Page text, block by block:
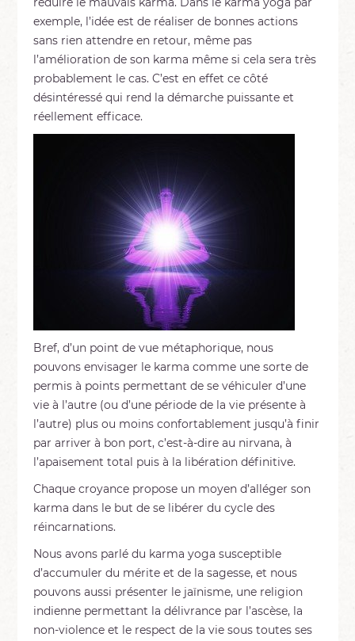
exemple, l’idée est de réaliser de bonnes actions
sans rien attendre en retour, même pas
l’amélioration de son karma même si cela sera très
probablement le cas. C’est en effet ce côté
désintéressé qui rend la démarche puissante et
réellement efficace.
Bref, d’un point de vue métaphorique, nous
pouvons envisager le karma comme une sorte de
permis à points permettant de se véhiculer d’une
vie à l’autre (ou d’une période de la vie présente à
l’autre) plus ou moins confortablement jusqu’à finir
par arriver à bon port, c’est-à-dire au nirvana, à
l’apaisement total puis à la libération définitive.
Chaque croyance propose un moyen d’alléger son
karma dans le but de se libérer du cycle des
réincarnations.
Nous avons parlé du karma yoga susceptible
d’accumuler du mérite et de la sagesse, et nous
pouvons aussi présenter le jaïnisme, une religion
indienne permettant la délivrance par l’ascèse, la
non-violence et le respect de la vie sous toutes ses